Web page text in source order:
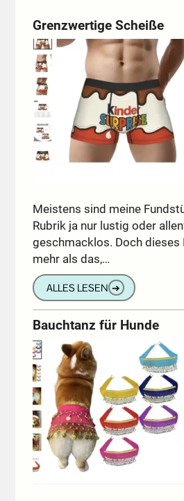
Grenzwertige Scheiße
Meistens sind meine
Rubrik ja nur lustig oder
geschmacklos. Doch dieses
mehr als das,…
ALLES LESEN ➔
Bauchtanz für Hunde